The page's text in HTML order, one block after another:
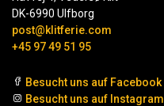
DK-6990 Ulfborg
post@klitferie.com
+45 97 49 51 95
Besucht uns auf Facebook
Besucht uns auf Instagram